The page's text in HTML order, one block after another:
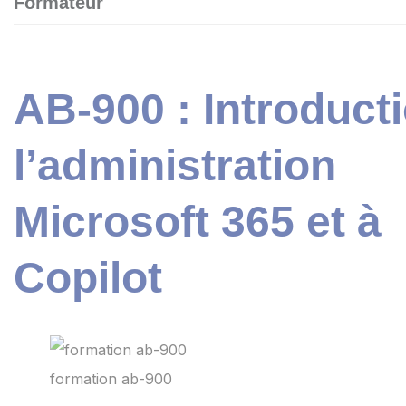
AB-900 :
l’administration
Microsoft 365 et à
Copilot
formation ab-900